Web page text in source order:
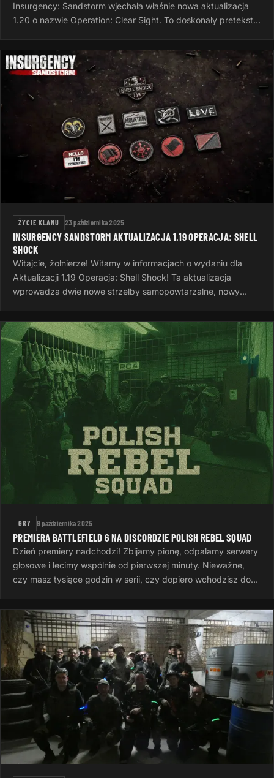
Insurgency: Sandstorm wjechała właśnie nowa aktualizacja
1.20 o nazwie Operation: Clear Sight. To doskonały pretekst,
ŻYCIE KLANU 23 października 2025
INSURGENCY SANDSTORM AKTUALIZACJA 1.19 OPERACJA: SHELL
SHOCK
Witajcie, żołnierze! Witamy w informacjach o wydaniu dla
Aktualizacji 1.19 Operacja: Shell Shock! Ta aktualizacja
wprowadza dwie nowe strzelby samopowtarzalne, nowy
GRY 9 października 2025
PREMIERA BATTLEFIELD 6 NA DISCORDZIE POLISH REBEL SQUAD
Dzień premiery nadchodzi! Zbijamy pionę, odpalamy serwery
głosowe i lecimy wspólnie od pierwszej minuty. Nieważne,
czy masz tysiące godzin w serii, czy dopiero wchodzisz do